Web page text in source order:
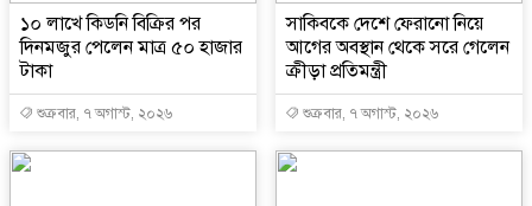
১০ লাখে কিডনি বিক্রির পর
দিনমজুর পেলেন মাত্র ৫০ হাজার
টাকা
শুক্রবার, ৭ অগাস্ট, ২০২৬
সাকিবকে দেশে ফেরানো নিয়ে
আগের অবস্থান থেকে সরে গেলেন
ক্রীড়া প্রতিমন্ত্রী
শুক্রবার, ৭ অগাস্ট, ২০২৬